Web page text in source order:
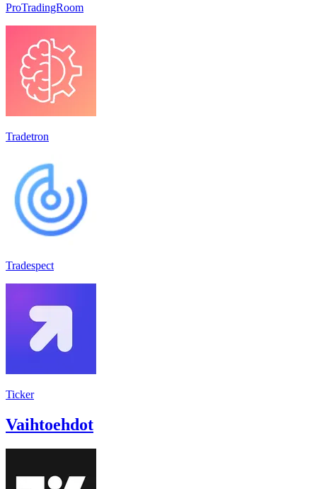
ProTradingRoom
Tradetron
Tradespect
Ticker
Vaihtoehdot